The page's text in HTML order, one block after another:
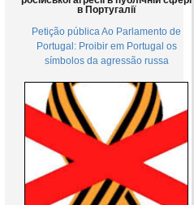
в Португалії
Petição pública Ao Parlamento de
Portugal: Proibir em Portugal os
símbolos da agressão russa